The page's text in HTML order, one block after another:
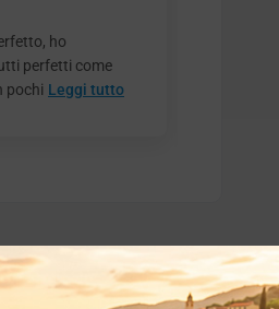
ho
perfetti come
pochi Leggi tutto